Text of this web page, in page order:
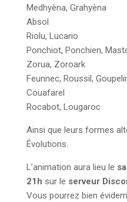
Medhyèna, Grahyèna
Absol
Riolu, Lucario
Ponchiot, Ponchien,
Zorua, Zoroark
Feunnec, Roussil,
Couafarel
Rocabot, Lougaroc
Ainsi que leurs formes
Évolutions.
L’animation aura lieu le
21h sur le serveur
Vous pourrez bien